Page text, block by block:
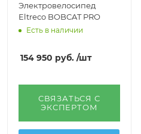
Электровелосипед
Eltreco BOBCAT PRO
Есть в наличии
154 950 руб. /шт
СВЯЗАТЬСЯ С
ЭКСПЕРТОМ